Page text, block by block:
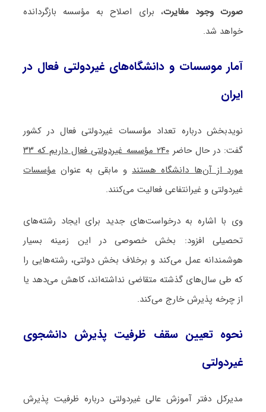
صورت وجود مغایرت، برای اصلاح به مؤسسه بازگردانده
خواهد شد.
آمار موسسات و دانشگاه‌های غیردولتی فعال در
ایران
نویدبخش درباره تعداد مؤسسات غیردولتی فعال در کشور
گفت: در حال حاضر
۲۴۰ مؤسسه غیردولتی فعال داریم که ۳۳
مورد از آن‌ها دانشگاه هستندو مابقی به عنوانمؤسسات
غیردولتی و غیرانتفاعی فعالیت می‌کنند.
وی با اشاره به درخواست‌های جدید برای ایجاد رشته‌های
تحصیلی افزود: بخش خصوصی در این زمینه بسیار
هوشمندانه عمل می‌کند و برخلاف بخش دولتی، رشته‌هایی را
که طی سال‌های گذشته متقاضی نداشته‌اند، کاهش می‌دهد یا
از چرخه پذیرش خارج می‌کند.
نحوه تعیین سقف ظرفیت پذیرش دانشجوی
غیردولتی
مدیرکل دفتر آموزش عالی غیردولتی درباره ظرفیت پذیرش